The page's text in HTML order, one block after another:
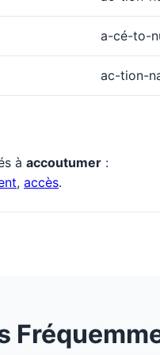
a-cé-to-
ac-tion-
à accoutumer :
, accès.